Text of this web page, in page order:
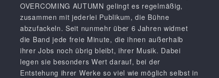
OVERCOMING AUTUMN gelingt es regelmäßig,
zusammen mit jederlei Publikum, die Bühne
abzufackeln. Seit nunmehr über 6 Jahren widmet
die Band jede freie Minute, die ihnen außerhalb
ihrer Jobs noch übrig bleibt, ihrer Musik. Dabei
legen sie besonders Wert darauf, bei der
Entstehung ihrer Werke so viel wie möglich selbst in